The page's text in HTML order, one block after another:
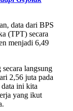
data dari BPS
(TPT) secara
menjadi 6,49
langsung
2,56 juta pada
ini kita
yang ikut